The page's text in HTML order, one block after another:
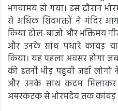
भगवामय हो गया। इस दौरान
से अधिक शिवभक्तों ने मंदिर
किया ढोल-बाजो और भक्तिमय
और उनके साथ पधारे कांवड़
किया। यह पहला अवसर होगा
की इतनी भीड़ पहुंची जहाँ
और उनके साथ कदम
अमरकंटक से भोरमदेव तक कांवड़